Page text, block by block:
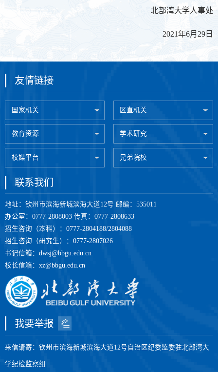
北部湾大学人事处
2021年6月29日
友情链接
国家机关 区直机关
教育资源 学术研究
校媒平台 兄弟院校
联系我们
地址：钦州市滨海新城滨海大道12号 邮编：535011
办公室：0777-2808003 传真：0777-2808633
招生咨询（本科）：0777-2804188/2804088
招生咨询（研究生）：0777-2807026
书记信箱：dwsj@bbgu.edu.cn
校长信箱：xz@bbgu.edu.cn
我要举报
来信请寄：钦州市滨海新城滨海大道12号自治区纪委监委驻北部湾大
学纪检监察组